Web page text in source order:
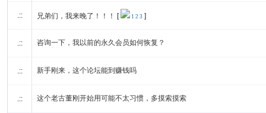
.:: 兄弟们，我来晚了！！！ [ 1 2 3 ]
.:: 咨询一下，我以前的永久会员如何恢复？
.:: 新手刚来，这个论坛能到赚钱吗
.:: 这个老古董刚开始用可能不太习惯，多摸索摸索